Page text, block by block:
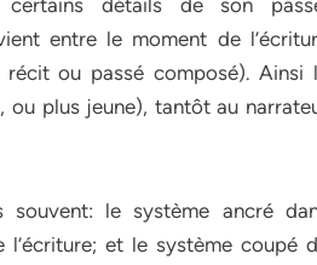
détails de son
entre le moment de
ou passé composé). Ainsi
plus jeune), tantôt au
le système ancré
l’écriture; et le système coupé